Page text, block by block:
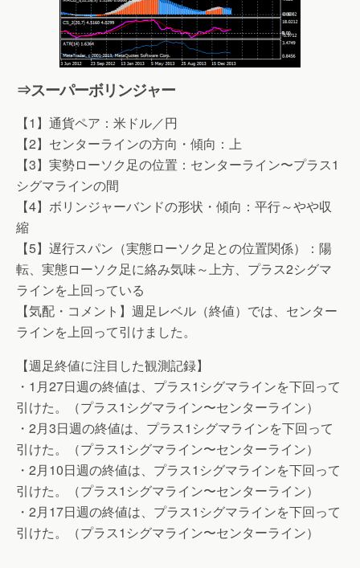
⇒スーパーボリンジャー
【1】通貨ペア：米ドル／円
【2】センターラインの方向・傾向：上
【3】実勢ローソク足の位置：センターライン〜プラス1
シグマラインの間
【4】ボリンジャーバンドの形状・傾向：平行～やや収
縮
【5】遅行スパン（実態ローソク足との位置関係）：陽
転、実態ローソク足に絡み気味～上方、プラス2シグマ
ラインを上回っている
【気配・コメント】週足レベル（終値）では、センター
ラインを上回って引けました。
【週足終値に注目した観測記録】
・1月27日週の終値は、プラス1シグマラインを下回って
引けた。（プラス1シグマライン〜センターライン）
・2月3日週の終値は、プラス1シグマラインを下回って
引けた。（プラス1シグマライン〜センターライン）
・2月10日週の終値は、プラス1シグマラインを下回って
引けた。（プラス1シグマライン〜センターライン）
・2月17日週の終値は、プラス1シグマラインを下回って
引けた。（プラス1シグマライン〜センターライン）